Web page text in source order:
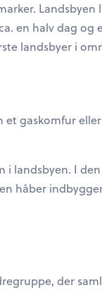
en halv dag
landsbyer i
gaskomfur
landsbyen. I
håber
der